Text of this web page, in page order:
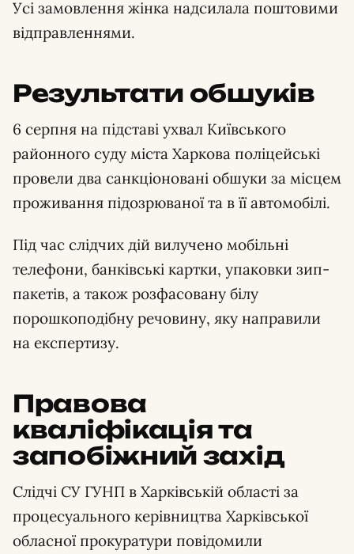
Усі замовлення жінка надсилала поштовими
відправленнями.
Результати обшуків
6 серпня на підставі ухвал Київського
районного суду міста Харкова поліцейські
провели два санкціоновані обшуки за місцем
проживання підозрюваної та в її автомобілі.
Під час слідчих дій вилучено мобільні
телефони, банківські картки, упаковки зип-
пакетів, а також розфасовану білу
порошкоподібну речовину, яку направили
на експертизу.
Правова
кваліфікація та
запобіжний захід
Слідчі СУ ГУНП в Харківській області за
процесуального керівництва Харківської
обласної прокуратури повідомили